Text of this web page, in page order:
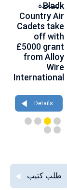
المتحدة
Black
Country Air
Cadets take
off with
£5000 grant
from Alloy
Wire
International
Details
طلب كتيب